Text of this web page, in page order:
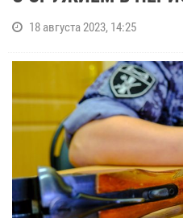
18 августа 2023, 14:25